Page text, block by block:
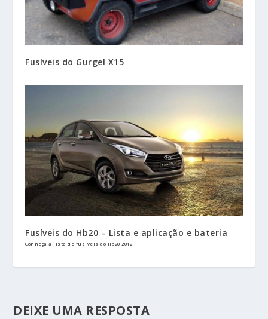
Fusíveis do Gurgel X15
Fusíveis do Hb20 – Lista e aplicação e bateria
Conheça a lista de fusíveis do Hb20 2012
DEIXE UMA RESPOSTA